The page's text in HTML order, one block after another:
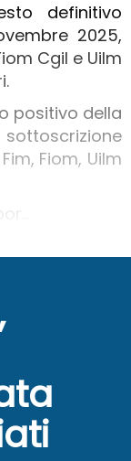
definitivo
2025,
Cgil e Uilm
positivo della
Fiom, Uilm